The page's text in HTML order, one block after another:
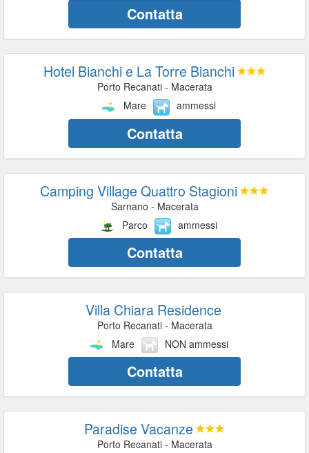
Contatta
Hotel Bianchi e La Torre Bianchi
Porto Recanati - Macerata
Mare
ammessi
Contatta
Camping Village Quattro Stagioni
Sarnano - Macerata
Parco
ammessi
Contatta
Villa Chiara Residence
Porto Recanati - Macerata
Mare
NON ammessi
Contatta
Paradise Vacanze
Porto Recanati - Macerata